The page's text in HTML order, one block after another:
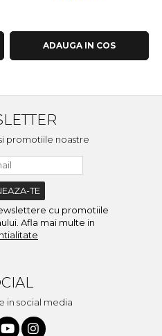
ADAUGA IN COS
promotiile noastre
cu promotiile
Afla mai multe in
in social media